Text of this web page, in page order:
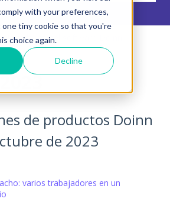
with your preferences,
tiny cookie so that you're
choice again.
Decline
porque el campo de búsqueda está
Novedades del software Doinn
de productos Doinn
de 2023
varios trabajadores en un